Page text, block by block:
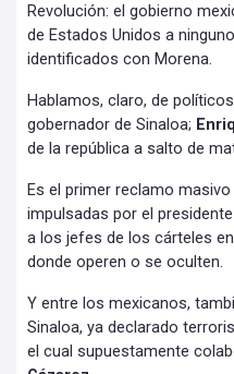
Revolución: el gobierno
de Estados Unidos a
identificados con Morena.
Hablamos, claro, de
gobernador de Sinaloa;
de la república a salto de
Es el primer reclamo
impulsadas por el presidente
a los jefes de los cárteles
donde operen o se oculten.
Y entre los mexicanos,
Sinaloa, ya declarado
el cual supuestamente